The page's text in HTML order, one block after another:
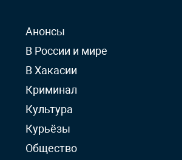
Анонсы
В России и мире
В Хакасии
Криминал
Культура
Курьёзы
Общество